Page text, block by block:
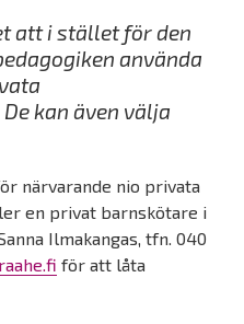
att i stället för den
använda
kan även välja
närvarande nio privata
en privat barnskötare i
Ilmakangas, tfn. 040
för att låta